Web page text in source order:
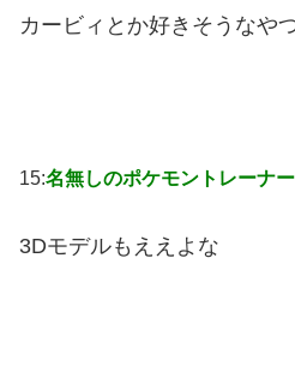
カービィとか好きそうなや
15:名無しのポケモントレーナー
3Dモデルもええよな